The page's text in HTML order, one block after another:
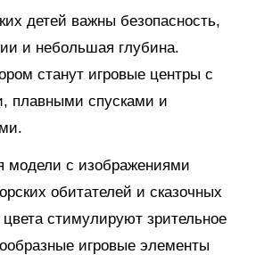
детей важны безопасность,
и небольшая глубина.
станут игровые центры с
плавными спусками и
модели с изображениями
обитателей и сказочных
стимулируют зрительное
игровые элементы